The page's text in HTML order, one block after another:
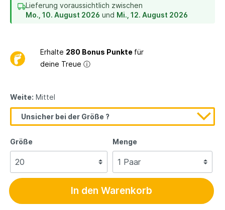
Lieferung voraussichtlich zwischen
Mo., 10. August 2026 und Mi., 12. August 2026
Erhalte 280 Bonus Punkte für
deine Treue ⓘ
Weite: Mittel
Unsicher bei der Größe ?
Größe Menge
In den Warenkorb